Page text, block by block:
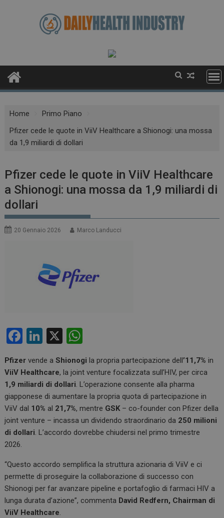
Home
Primo Piano
Pfizer cede le quote in ViiV Healthcare a Shionogi: una mossa
da 1,9 miliardi di dollari
Pfizer cede le quote in ViiV Healthcare
a Shionogi: una mossa da 1,9 miliardi di
dollari
20 Gennaio 2026 Marco Landucci
F
ce
b
o
o
k
Li
ke
dI
n
X
at
s
A
p
p
Pfizer vende aShionogi la propria partecipazione dell’11,7% in
ViiV Healthcare, la joint venture focalizzata sull’HIV, per circa
1,9 miliardi di dollari. L’operazione consente alla pharma
giapponese di aumentare la propria quota di partecipazione in
ViiV dal 10% al 21,7%, mentre GSK– co-founder con Pfizer della
joint venture – incassa un dividendo straordinario da 250 milioni
di dollari. L’accordo dovrebbe chiudersi nel primo trimestre
2026.
“Questo accordo semplifica la struttura azionaria di ViiV e ci
permette di proseguire la collaborazione di successo con
Shionogi per far avanzare pipeline e portafoglio di farmaci HIV a
lunga durata d’azione”, commenta David Redfern, Chairman di
ViiV Healthcare.